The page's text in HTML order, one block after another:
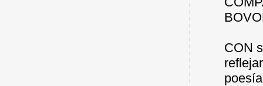
CON